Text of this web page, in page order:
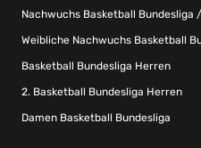
Nachwuchs Basketball Bundesliga
Weibliche Nachwuchs Basketball
Basketball Bundesliga Herren
2. Basketball Bundesliga Herren
Damen Basketball Bundesliga